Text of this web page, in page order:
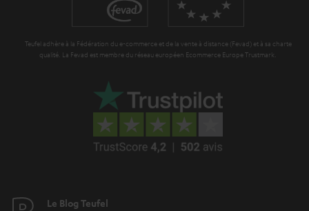
Teufel adhère à la Fédération du e-commerce et de la vente à distance (Fevad) et à sa charte
qualité. La Fevad est membre du réseau européen Ecommerce Europe Trustmark.
Le Blog Teufel